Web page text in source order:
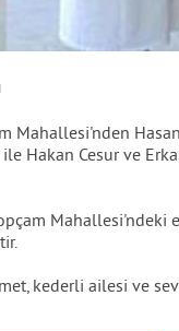
Mahallesi'nden
Hakan Cesur ve
kederli ailesi ve